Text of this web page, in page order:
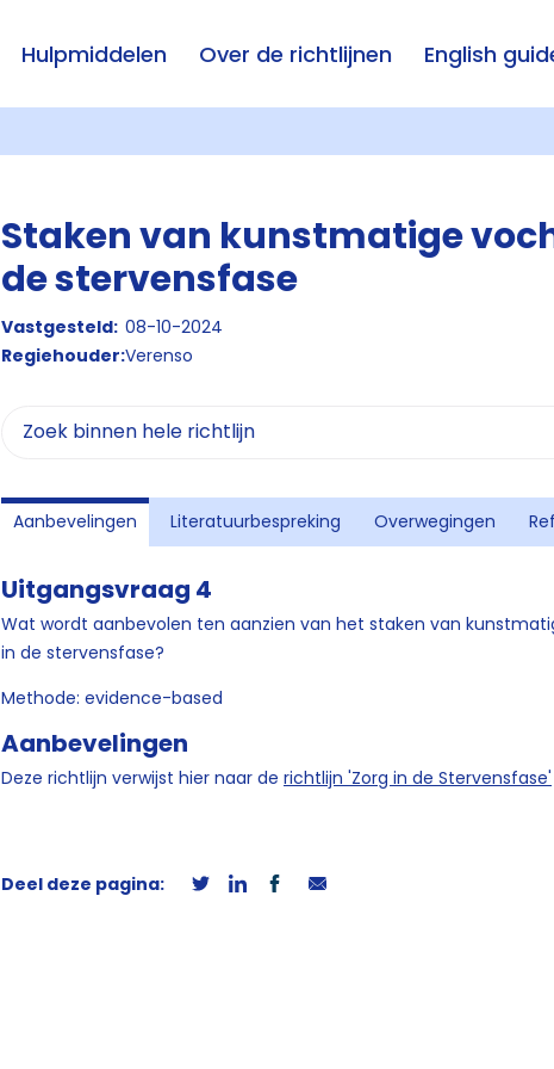
Hulpmiddelen Over de richtlijnen English
Staken van kunstmatige
de stervensfase
Vastgesteld: 08-10-2024
Regiehouder:Verenso
Aanbevelingen Literatuurbespreking Overwegingen
Uitgangsvraag 4
Wat wordt aanbevolen ten aanzien van het staken van
in de stervensfase?
Methode: evidence-based
Aanbevelingen
Deze richtlijn verwijst hier naar de richtlijn 'Zorg in de Stervensfase'
Deel deze pagina: